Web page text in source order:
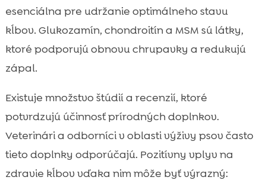
esenciálna pre udržanie optimálneho stavu
kĺbov. Glukozamín, chondroitín a MSM sú látky,
ktoré podporujú obnovu chrupavky a redukujú
zápal.
Existuje množstvo štúdií a recenzií, ktoré
potvrdzujú účinnosť prírodných doplnkov.
Veterinári a odborníci v oblasti výživy psov často
tieto doplnky odporúčajú. Pozitívny vplyv na
zdravie kĺbov vďaka nim môže byť výrazný: